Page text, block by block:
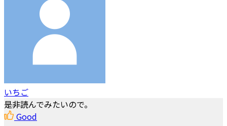
いちご
是非読んでみたいので。
Good